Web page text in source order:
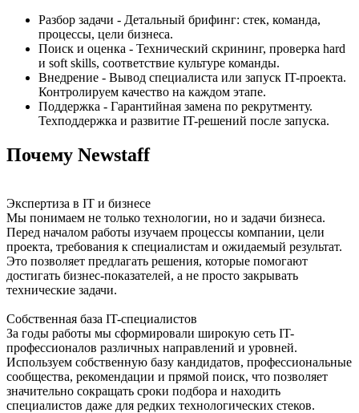
Разбор задачи - Детальный брифинг: стек, команда,
процессы, цели бизнеса.
Поиск и оценка - Технический скрининг, проверка hard
и soft skills, соответствие культуре команды.
Внедрение - Вывод специалиста или запуск IT-проекта.
Контролируем качество на каждом этапе.
Поддержка - Гарантийная замена по рекрутменту.
Техподдержка и развитие IT-решений после запуска.
Почему Newstaff
Экспертиза в IT и бизнесе
Мы понимаем не только технологии, но и задачи бизнеса.
Перед началом работы изучаем процессы компании, цели
проекта, требования к специалистам и ожидаемый результат.
Это позволяет предлагать решения, которые помогают
достигать бизнес-показателей, а не просто закрывать
технические задачи.
Собственная база IT-специалистов
За годы работы мы сформировали широкую сеть IT-
профессионалов различных направлений и уровней.
Используем собственную базу кандидатов, профессиональные
сообщества, рекомендации и прямой поиск, что позволяет
значительно сокращать сроки подбора и находить
специалистов даже для редких технологических стеков.